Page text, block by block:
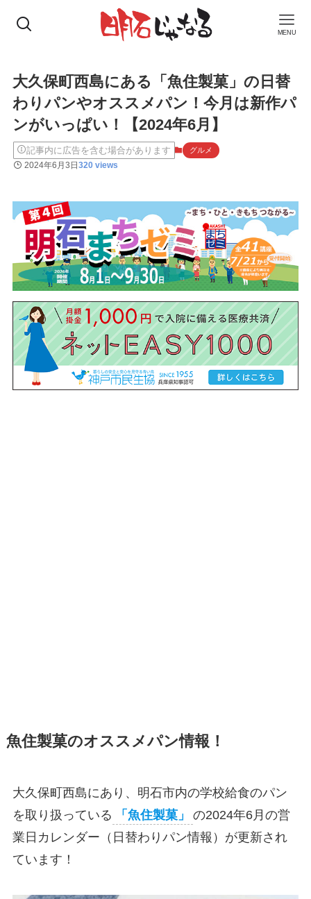
MENU
大久保町西島にある「魚住製菓」の日替
わりパンやオススメパン！今月は新作パ
ンがいっぱい！【2024年6月】
記事内に広告を含む場合があります グルメ
2024年6月3日320 views
魚住製菓のオススメパン情報！
大久保町西島にあり、明石市内の学校給食のパン
を取り扱っている
「魚住製菓」
の2024年6月の営
業日カレンダー（日替わりパン情報）が更新され
ています！